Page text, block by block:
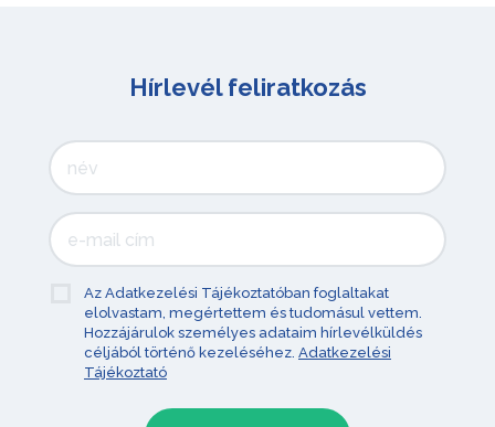
Hírlevél feliratkozás
Az Adatkezelési Tájékoztatóban foglaltakat
elolvastam, megértettem és tudomásul vettem.
Hozzájárulok személyes adataim hírlevélküldés
céljából történő kezeléséhez. Adatkezelési
Tájékoztató